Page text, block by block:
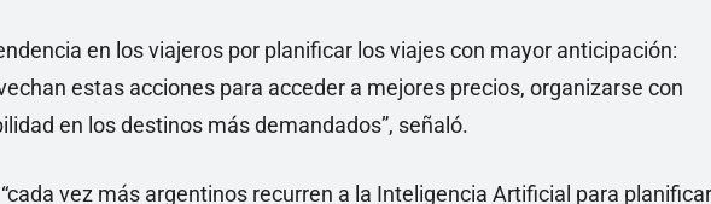
en los viajeros por planificar los viajes con mayor anticipación:
estas acciones para acceder a mejores precios, organizarse con
en los destinos más demandados”, señaló.
vez más argentinos recurren a la Inteligencia Artificial para planificar